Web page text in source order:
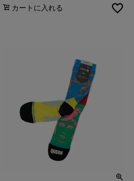
カートに入れる